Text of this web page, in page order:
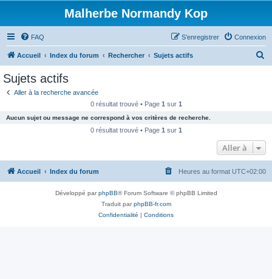
Malherbe Normandy Kop
FAQ Connexion
S’enregistrer
Accueil Index du forum Rechercher Sujets actifs
c
e
Sujets actifs
Aller à la recherche avancée
0 résultat trouvé • Page 1 sur 1
Aucun sujet ou message ne correspond à vos critères de recherche.
0 résultat trouvé • Page 1 sur 1
Aller à
Accueil Index du forum Heures au format UTC+02:00
Développé parphpBB® Forum Software © phpBB Limited
Traduit parphpBB-fr.com
Confidentialité | Conditions